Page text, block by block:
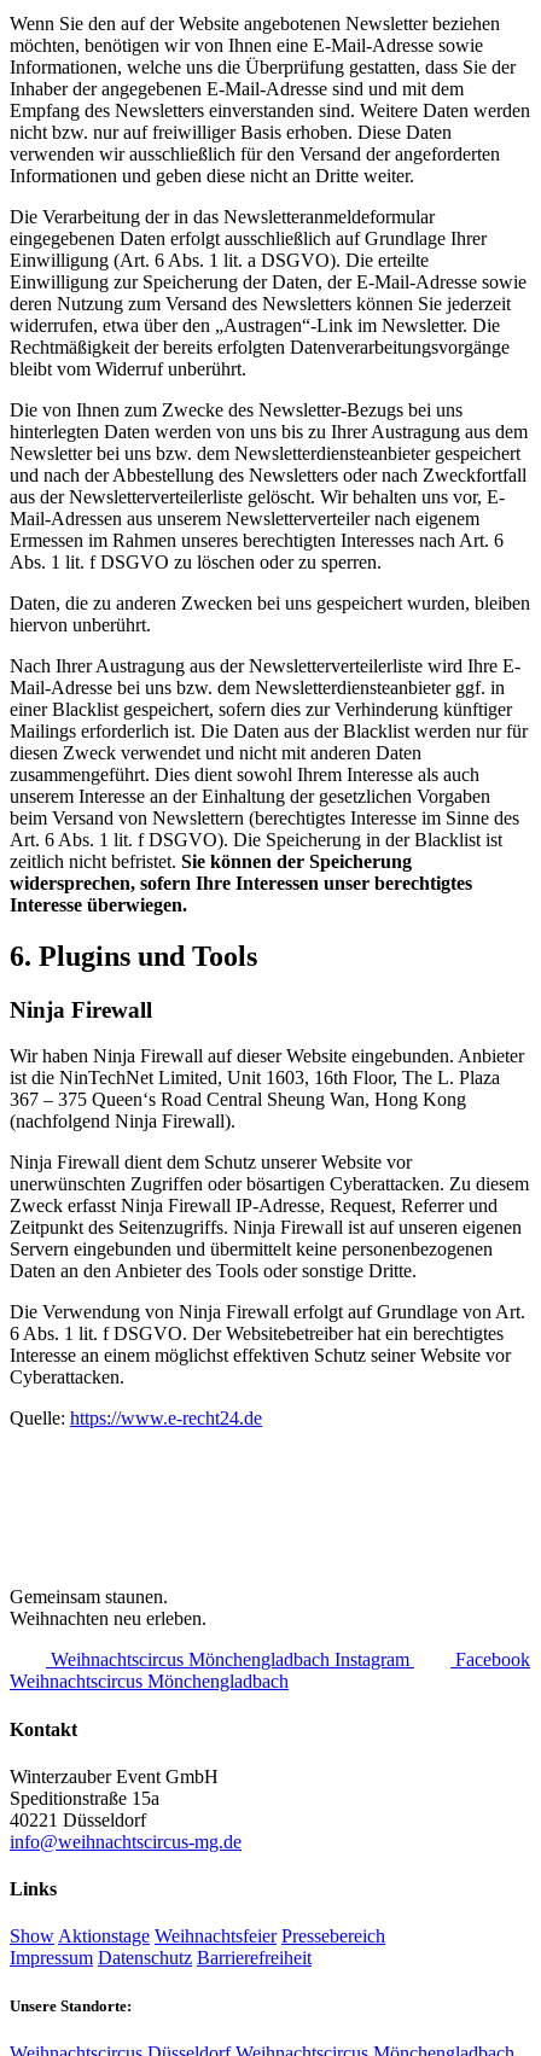
Wenn Sie den auf der Website angebotenen Newsletter beziehen
möchten, benötigen wir von Ihnen eine E-Mail-Adresse sowie
Informationen, welche uns die Überprüfung gestatten, dass Sie der
Inhaber der angegebenen E-Mail-Adresse sind und mit dem
Empfang des Newsletters einverstanden sind. Weitere Daten werden
nicht bzw. nur auf freiwilliger Basis erhoben. Diese Daten
verwenden wir ausschließlich für den Versand der angeforderten
Informationen und geben diese nicht an Dritte weiter.
Die Verarbeitung der in das Newsletteranmeldeformular
eingegebenen Daten erfolgt ausschließlich auf Grundlage Ihrer
Einwilligung (Art. 6 Abs. 1 lit. a DSGVO). Die erteilte
Einwilligung zur Speicherung der Daten, der E-Mail-Adresse sowie
deren Nutzung zum Versand des Newsletters können Sie jederzeit
widerrufen, etwa über den „Austragen“-Link im Newsletter. Die
Rechtmäßigkeit der bereits erfolgten Datenverarbeitungsvorgänge
bleibt vom Widerruf unberührt.
Die von Ihnen zum Zwecke des Newsletter-Bezugs bei uns
hinterlegten Daten werden von uns bis zu Ihrer Austragung aus dem
Newsletter bei uns bzw. dem Newsletterdiensteanbieter gespeichert
und nach der Abbestellung des Newsletters oder nach Zweckfortfall
aus der Newsletterverteilerliste gelöscht. Wir behalten uns vor, E-
Mail-Adressen aus unserem Newsletterverteiler nach eigenem
Ermessen im Rahmen unseres berechtigten Interesses nach Art. 6
Abs. 1 lit. f DSGVO zu löschen oder zu sperren.
Daten, die zu anderen Zwecken bei uns gespeichert wurden, bleiben
hiervon unberührt.
Nach Ihrer Austragung aus der Newsletterverteilerliste wird Ihre E-
Mail-Adresse bei uns bzw. dem Newsletterdiensteanbieter ggf. in
einer Blacklist gespeichert, sofern dies zur Verhinderung künftiger
Mailings erforderlich ist. Die Daten aus der Blacklist werden nur für
diesen Zweck verwendet und nicht mit anderen Daten
zusammengeführt. Dies dient sowohl Ihrem Interesse als auch
unserem Interesse an der Einhaltung der gesetzlichen Vorgaben
beim Versand von Newslettern (berechtigtes Interesse im Sinne des
Art. 6 Abs. 1 lit. f DSGVO). Die Speicherung in der Blacklist ist
zeitlich nicht befristet. Sie können der Speicherung
widersprechen, sofern Ihre Interessen unser berechtigtes
Interesse überwiegen.
6. Plugins und Tools
Ninja Firewall
Wir haben Ninja Firewall auf dieser Website eingebunden. Anbieter
ist die NinTechNet Limited, Unit 1603, 16th Floor, The L. Plaza
367 – 375 Queen‘s Road Central Sheung Wan, Hong Kong
(nachfolgend Ninja Firewall).
Ninja Firewall dient dem Schutz unserer Website vor
unerwünschten Zugriffen oder bösartigen Cyberattacken. Zu diesem
Zweck erfasst Ninja Firewall IP-Adresse, Request, Referrer und
Zeitpunkt des Seitenzugriffs. Ninja Firewall ist auf unseren eigenen
Servern eingebunden und übermittelt keine personenbezogenen
Daten an den Anbieter des Tools oder sonstige Dritte.
Die Verwendung von Ninja Firewall erfolgt auf Grundlage von Art.
6 Abs. 1 lit. f DSGVO. Der Websitebetreiber hat ein berechtigtes
Interesse an einem möglichst effektiven Schutz seiner Website vor
Cyberattacken.
Quelle: https://www.e-recht24.de
Gemeinsam staunen.
Weihnachten neu erleben.
Weihnachtscircus Mönchengladbach Instagram
Facebook
Weihnachtscircus Mönchengladbach
Kontakt
Winterzauber Event GmbH
Speditionstraße 15a
40221 Düsseldorf
info@weihnachtscircus-mg.de
Links
ShowAktionstage Weihnachtsfeier Pressebereich
Impressum Datenschutz Barrierefreiheit
Unsere Standorte: